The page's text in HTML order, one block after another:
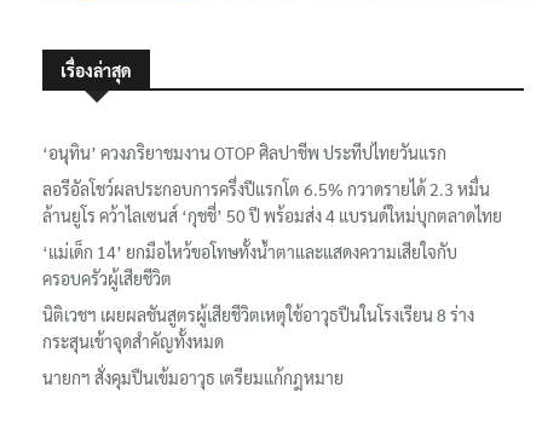
เรื่องล่าสุด
‘อนุทิน’ ควงภริยาชมงาน OTOP ศิลปาชีพ ประทีปไทยวันแรก
ลอรีอัลโชว์ผลประกอบการครึ่งปีแรกโต 6.5% กวาดรายได้ 2.3 หมื่น
ล้านยูโร คว้าไลเซนส์ ‘กุชชี่’ 50 ปี พร้อมส่ง 4 แบรนด์ใหม่บุกตลาดไทย
‘แม่เด็ก 14’ ยกมือไหว้ขอโทษทั้งน้ำตาและแสดงความเสียใจกับ
ครอบครัวผู้เสียชีวิต
นิติเวชฯ เผยผลชันสูตรผู้เสียชีวิตเหตุใช้อาวุธปืนในโรงเรียน 8 ร่าง
กระสุนเข้าจุดสำคัญทั้งหมด
นายกฯ สั่งคุมปืนเข้มอาวุธ เตรียมแก้กฎหมาย